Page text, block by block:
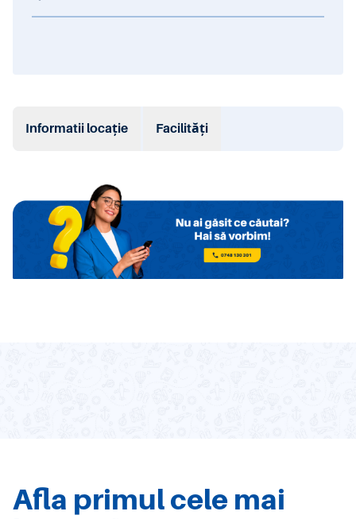
Informatii locație Facilități
Afla primul cele mai